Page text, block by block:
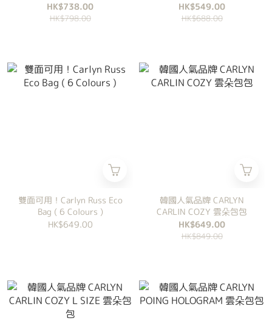
HK$738.00
HK$798.00
HK$549.00
HK$688.00
雙面可用！Carlyn Russ Eco
Bag ( 6 Colours )
HK$649.00
韓國人氣品牌 CARLYN
CARLIN COZY 雲朵包包
HK$649.00
HK$849.00